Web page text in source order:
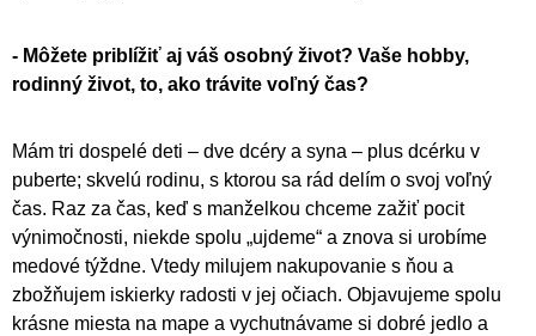
- Môžete priblížiť aj váš osobný život? Vaše hobby,
rodinný život, to, ako trávite voľný čas?
Mám tri dospelé deti – dve dcéry a syna – plus dcérku v
puberte; skvelú rodinu, s ktorou sa rád delím o svoj voľný
čas. Raz za čas, keď s manželkou chceme zažiť pocit
výnimočnosti, niekde spolu „ujdeme“ a znova si urobíme
medové týždne. Vtedy milujem nakupovanie s ňou a
zbožňujem iskierky radosti v jej očiach. Objavujeme spolu
krásne miesta na mape a vychutnávame si dobré jedlo a